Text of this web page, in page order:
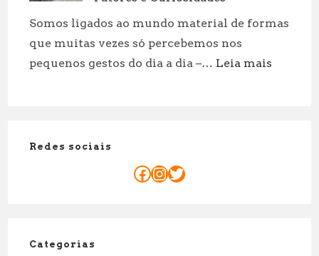
de
8
Somos ligados ao mundo material de formas
que muitas vezes só percebemos nos
pequenos gestos do dia a dia –… Leia mais
Redes sociais
Facebook
Instagram
Twitter
Categorias